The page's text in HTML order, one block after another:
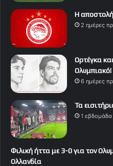
Η
2 ημέρες
Ορτέγκα
Ολυμπιακό!
6 ημέρες
Τα
1 εβδομάδα
Φιλική ήττα με 3-0 για τον
Ολλανδία